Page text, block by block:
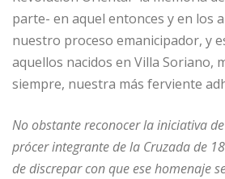
parte- en aquel entonces y en los
nuestro proceso emanicipador, y
aquellos nacidos en Villa Soriano,
siempre, nuestra más ferviente
No obstante reconocer la iniciativa
prócer integrante de la Cruzada de
de discrepar con que ese homenaje